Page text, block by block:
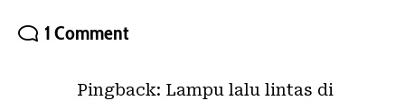
1 Comment
Pingback: Lampu lalu lintas di